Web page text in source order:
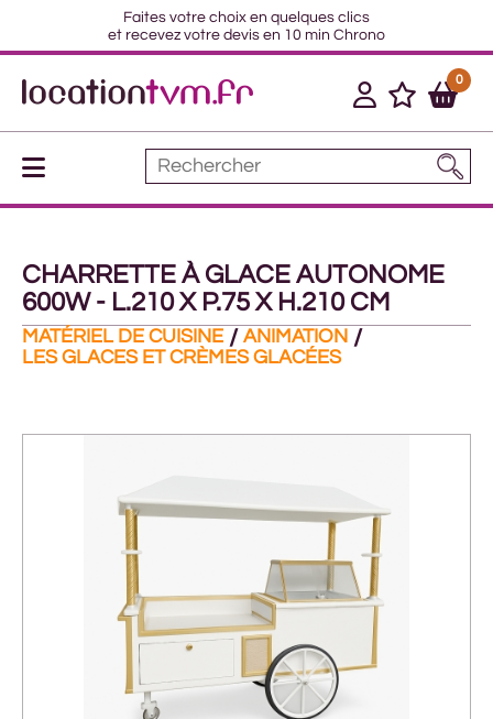
Faites votre choix en quelques clics
et recevez votre devis en 10 min Chrono
0
CHARRETTE À GLACE AUTONOME
600W - L.210 X P.75 X H.210 CM
MATÉRIEL DE CUISINE
ANIMATION
LES GLACES ET CRÈMES GLACÉES